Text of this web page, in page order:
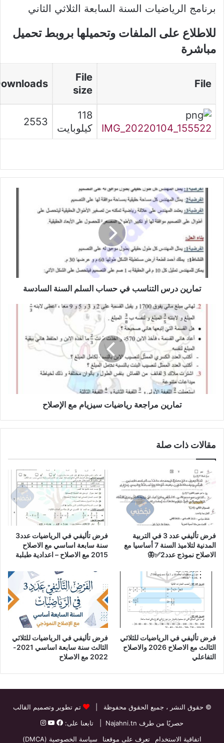
برنامج الرياضيات السنة السابعة الثلاثي الثاني
للاطلاع على الملفات وتحميلها بروبط تحميل
مباشرة
File
File
size
IMG_20220104_155522
118
كيلوبايت
2553
تمارين
درس
التناسب
حساب
السلم
السنة
تمارين درس التناسب في حساب السلم السنة السادسة
تمارين
رياضيات
سيزيام
الإصلاح
تمارين مراجعة رياضيات سيزيام مع الإصلاح
مقالات ذات صلة
فرض تأليفي عدد 3 في التربية
المدنية لتلاميذ السنة 7 أساسيا مع
الاصلاح نموذج عدد2✅🦋
فرض تأليفي في الرياضيات عدد3
سنة سابعة اساسي مع الاصلاح
2015 مع الاصلاح – اعدادية طبلبة
فرض تأليفي في الرياضيات للثلاثي
الثالث مع الاصلاح 2026 والاصلاح
التفاعلي
فرض تأليفي في الرياضيات للثلاثي
الثالث سنة سابعة اساسي 2021-
2022 مع الاصلاح
© حقوق النشر ، جميع الحقوق محفوظة |
تم تطوير وتصميم القالب
حصريًا من طرف Najahni.tn | تابعنا على:
اتفاقية الاستخدام
تعرف على موقعنا سياسة الخصوصية (DMCA)